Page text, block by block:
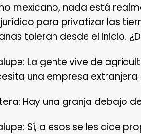
mexicano, nada está
para privatizar las
toleran desde el inicio.
La gente vive de
una empresa
Hay una granja debajo
Sí, a esos se les dice